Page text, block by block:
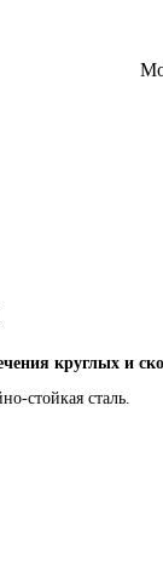
круглых и
стойкая сталь.